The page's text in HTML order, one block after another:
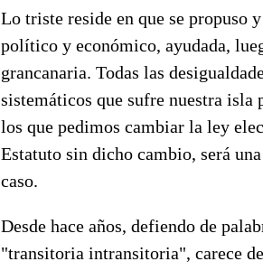
Lo triste reside en que se propuso
político y económico, ayudada,
grancanaria. Todas las
sistemáticos que sufre nuestra isla
los que pedimos cambiar la ley
Estatuto sin dicho cambio, será
caso.
Desde hace años, defiendo de
"transitoria intransitoria", carece